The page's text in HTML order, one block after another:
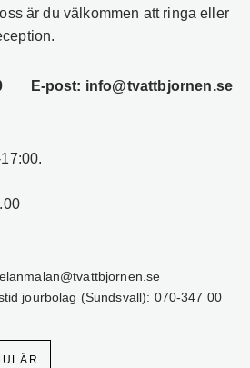
är du välkommen att ringa eller
E-post: info@tvattbjornen.se
jourbolag (Sundsvall): 070-347 00